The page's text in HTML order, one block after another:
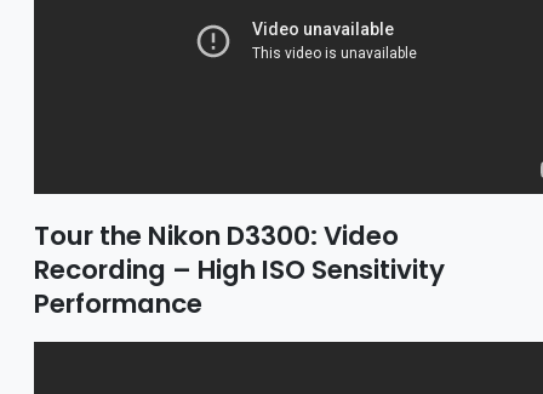
Tour the Nikon D3300: Video
Recording – High ISO Sensitivity
Performance